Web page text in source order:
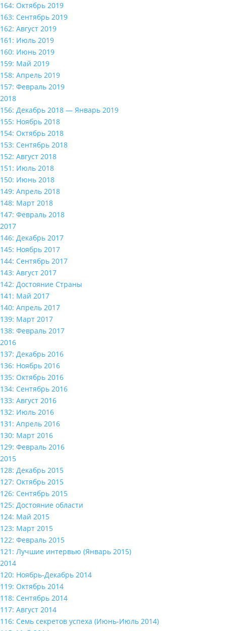
164: Октябрь 2019
163: Сентябрь 2019
162: Август 2019
161: Июль 2019
160: Июнь 2019
159: Май 2019
158: Апрель 2019
157: Февраль 2019
2018
156: Декабрь 2018 — Январь 2019
155: Ноябрь 2018
154: Октябрь 2018
153: Сентябрь 2018
152: Август 2018
151: Июль 2018
150: Июнь 2018
149: Апрель 2018
148: Март 2018
147: Февраль 2018
2017
146: Декабрь 2017
145: Ноябрь 2017
144: Сентябрь 2017
143: Август 2017
142: Достояние Страны
141: Май 2017
140: Апрель 2017
139: Март 2017
138: Февраль 2017
2016
137: Декабрь 2016
136: Ноябрь 2016
135: Октябрь 2016
134: Сентябрь 2016
133: Август 2016
132: Июль 2016
131: Апрель 2016
130: Март 2016
129: Февраль 2016
2015
128: Декабрь 2015
127: Октябрь 2015
126: Сентябрь 2015
125: Достояние области
124: Май 2015
123: Март 2015
122: Февраль 2015
121: Лучшие интервью (Январь 2015)
2014
120: Ноябрь-Декабрь 2014
119: Октябрь 2014
118: Сентябрь 2014
117: Август 2014
116: Семь секретов успеха (Июнь-Июль 2014)